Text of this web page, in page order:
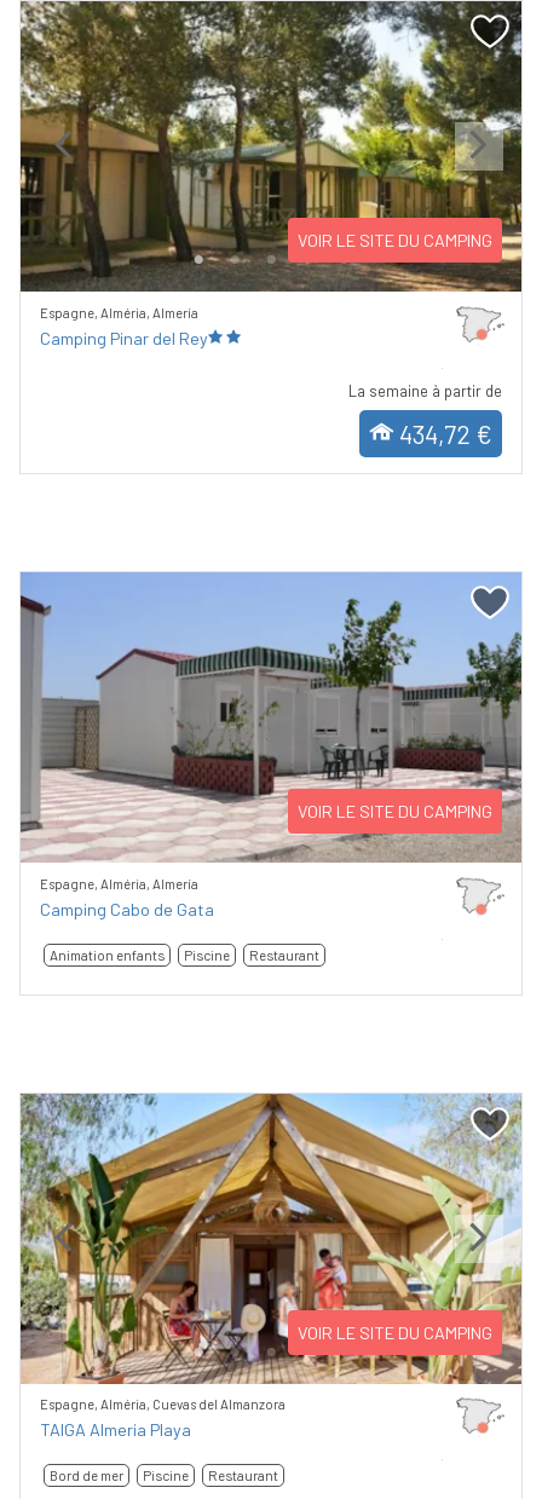
Previous Next
VOIR LE SITE DU CAMPING
Espagne, Alméria, Almería
Camping Pinar del Rey
La semaine à partir de
434,72 €
VOIR LE SITE DU CAMPING
Espagne, Alméria, Almería
Camping Cabo de Gata
Animation enfants Piscine Restaurant
Previous Next
VOIR LE SITE DU CAMPING
Espagne, Alméria, Cuevas del Almanzora
TAIGA Almeria Playa
Bord de mer Piscine Restaurant